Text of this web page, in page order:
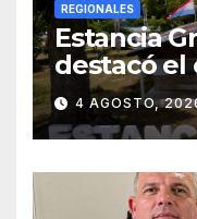
REGIONALES
Estancia
destacó el
municipio,
obras y
frente a
4 AGOSTO,